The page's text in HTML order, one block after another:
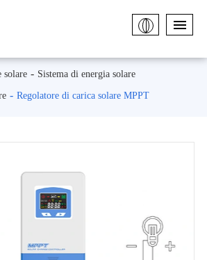
solare Sistema di energia solare
Regolatore di carica solare MPPT